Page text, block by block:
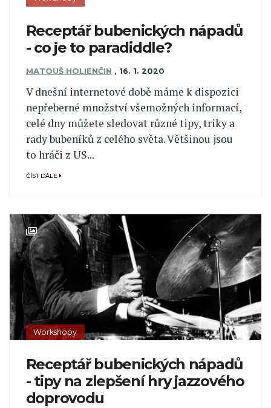
Receptář bubenických nápadů
- co je to paradiddle?
MATOUŠ HOLIENČIN , 16. 1. 2020
V dnešní internetové době máme k dispozici
nepřeberné množství všemožných informací,
celé dny můžete sledovat různé tipy, triky a
rady bubeníků z celého světa. Většinou jsou
to hráči z US...
ČÍST DÁLE
Workshopy
Receptář bubenických nápadů
- tipy na zlepšení hry jazzového
doprovodu